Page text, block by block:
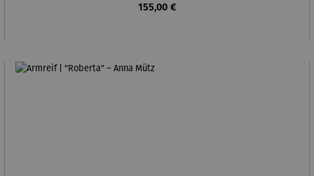
Regulärer Preis:
155,00 €